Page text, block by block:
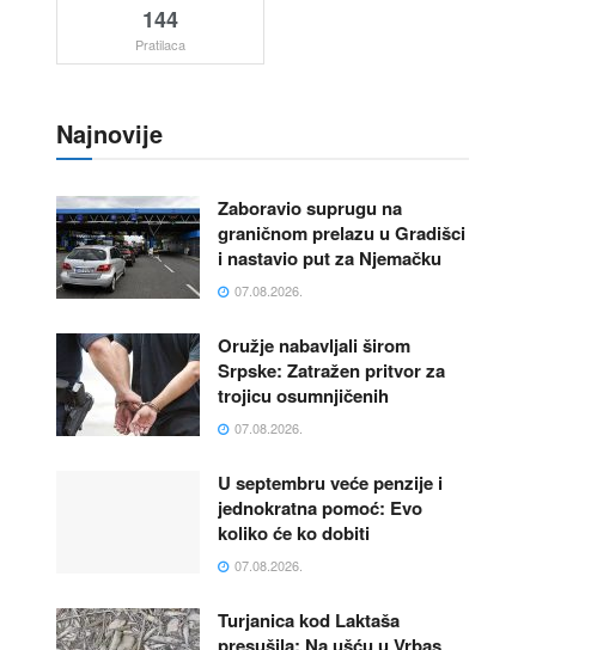
144
Pratilaca
Najnovije
Zaboravio suprugu na
graničnom prelazu u Gradišci
i nastavio put za Njemačku
07.08.2026.
Oružje nabavljali širom
Srpske: Zatražen pritvor za
trojicu osumnjičenih
07.08.2026.
U septembru veće penzije i
jednokratna pomoć: Evo
koliko će ko dobiti
07.08.2026.
Turjanica kod Laktaša